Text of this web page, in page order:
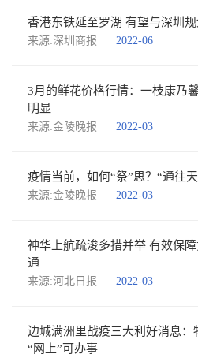
香港东铁延至罗湖 有望与深圳
来源:深圳商报 2022-06
3月的鲜花价格行情：一枝康乃
明显
来源:金陵晚报 2022-03
疫情当前，如何“祭”思？“通往
来源:金陵晚报 2022-03
神华上航疏浚多措并举 有效保
通
来源:河北日报 2022-03
边城满洲里战疫三大利好消息：
“网上”可办事